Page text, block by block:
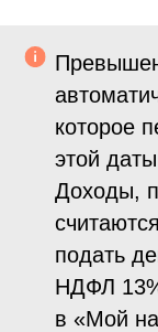
которое
этой
Доходы,
подать
НДФЛ
в «Мой